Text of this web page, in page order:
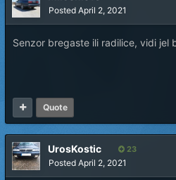
Posted April 2, 2021
Senzor bregaste ili radilice, vidi jel
Quote
UrosKostic 23
Posted April 2, 2021